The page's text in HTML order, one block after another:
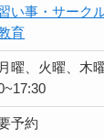
い事・サーク
育
月曜、火曜、木
予約